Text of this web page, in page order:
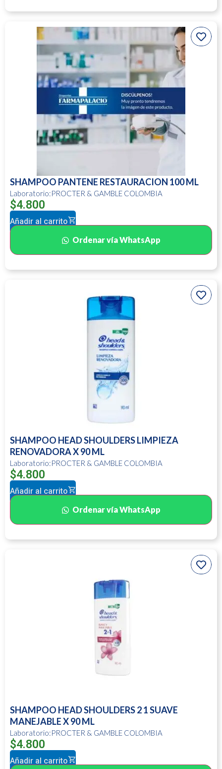
SHAMPOO PANTENE RESTAURACION 100 ML
Laboratorio:PROCTER & GAMBLE COLOMBIA
$4.800
Añadir al carrito
Ordenar vía WhatsApp
SHAMPOO HEAD SHOULDERS LIMPIEZA
RENOVADORA X 90 ML
Laboratorio:PROCTER & GAMBLE COLOMBIA
$4.800
Añadir al carrito
Ordenar vía WhatsApp
SHAMPOO HEAD SHOULDERS 2 1 SUAVE
MANEJABLE X 90 ML
Laboratorio:PROCTER & GAMBLE COLOMBIA
$4.800
Añadir al carrito